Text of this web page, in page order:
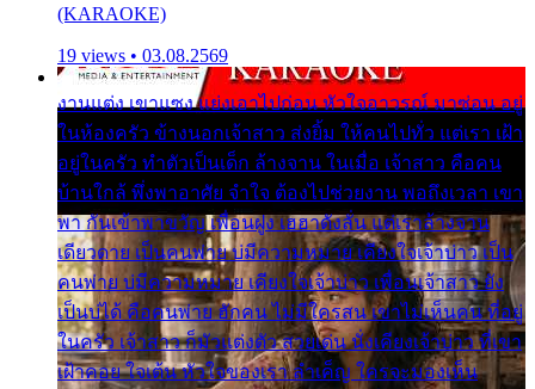
(KARAOKE)
19 views • 03.08.2569
งานแต่ง เขาแซง แย่งเอาไปก่อน หัวใจอาวรณ์ มาซ่อน อยู่
ในห้องครัว ข้างนอกเจ้าสาว ส่งยิ้ม ให้คนไปทั่ว แต่เรา เฝ้า
อยู่ในครัว ทำตัวเป็นเด็ก ล้างจาน ในเมื่อ เจ้าสาว คือคน
บ้านใกล้ พึ่งพาอาศัย จำใจ ต้องไปช่วยงาน พอถึงเวลา เขา
พา กันเข้าพาขวัญ เพื่อนฝูง เฮฮาดังลั่น แต่เราล้างจาน
เดียวดาย เป็นคนพ่าย บ่มีความหมาย เคียงใจเจ้าบ่าว เป็น
คนพ่าย บ่มีความหมาย เคียงใจเจ้าบ่าว เพื่อนเจ้าสาว ยัง
เป็นบ่ได้ คือคนพ่าย ฮักคน ไม่มีใครสน เขาไม่เห็นคน ที่อยู่
ในครัว เจ้าสาว ก็มัวแต่งตัว สวยเด่น นั่งเคียงเจ้าบ่าว ที่เขา
เฝ้าคอย ใจเต้น หัวใจของเรา ลำเค็ญ ใครจะมองเห็น